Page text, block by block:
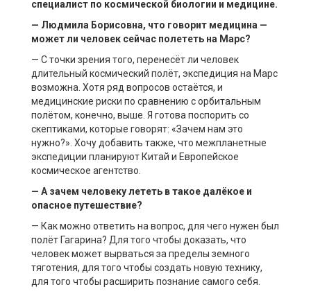
специалист по космической биологии и медицине.
— Людмила Борисовна, что говорит медицина —
может ли человек сейчас полететь на Марс?
— С точки зрения того, перенесёт ли человек
длительный космический полёт, экспедиция на Марс
возможна. Хотя ряд вопросов остаётся, и
медицинские риски по сравнению с орбитальным
полётом, конечно, выше. Я готова поспорить со
скептиками, которые говорят: «Зачем нам это
нужно?». Хочу добавить также, что межпланетные
экспедиции планируют Китай и Европейское
космическое агентство.
— А зачем человеку лететь в такое далёкое и
опасное путешествие?
— Как можно ответить на вопрос, для чего нужен был
полёт Гагарина? Для того чтобы доказать, что
человек может вырваться за пределы земного
тяготения, для того чтобы создать новую технику,
для того чтобы расширить познание самого себя.